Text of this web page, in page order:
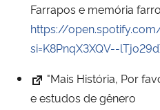
Farrapos e memória
https://
si=K8PnqX3XQV--
"Mais História, Por
e estudos de gênero